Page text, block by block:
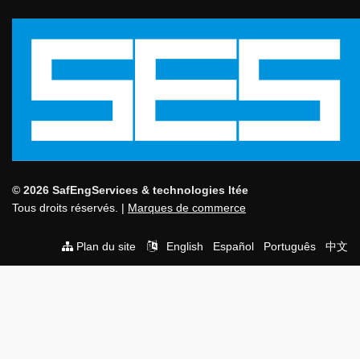
© 2026 SafEngServices & technologies ltée
Tous droits réservés. | Marques de commerce
Plan du site English Español Português 中文